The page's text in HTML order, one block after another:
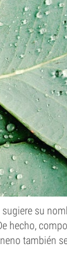
su
hecho,
también